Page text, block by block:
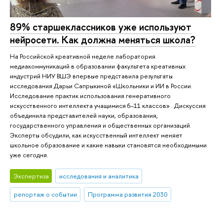
89% старшеклассников уже используют
нейросети. Как должна меняться школа?
На Российской креативной неделе лаборатория
медиакоммуникаций в образовании факультета креативных
индустрий НИУ ВШЭ впервые представила результаты
исследования Дарьи Сапрыкиной «Школьники и ИИ в России.
Исследование практик использования генеративного
искусственного интеллекта учащимися 6–11 классов» . Дискуссия
объединила представителей науки, образования,
государственного управления и общественных организаций.
Эксперты обсудили, как искусственный интеллект меняет
школьное образование и какие навыки становятся необходимыми
уже сегодня.
Экспертиза исследования и аналитика
репортаж о событии Программа развития 2030